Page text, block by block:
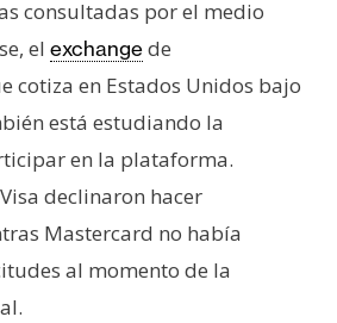
consultadas por el medio
el exchangede
cotiza en Estados Unidos bajo
está estudiando la
en la plataforma.
declinaron hacer
Mastercard no había
al momento de la